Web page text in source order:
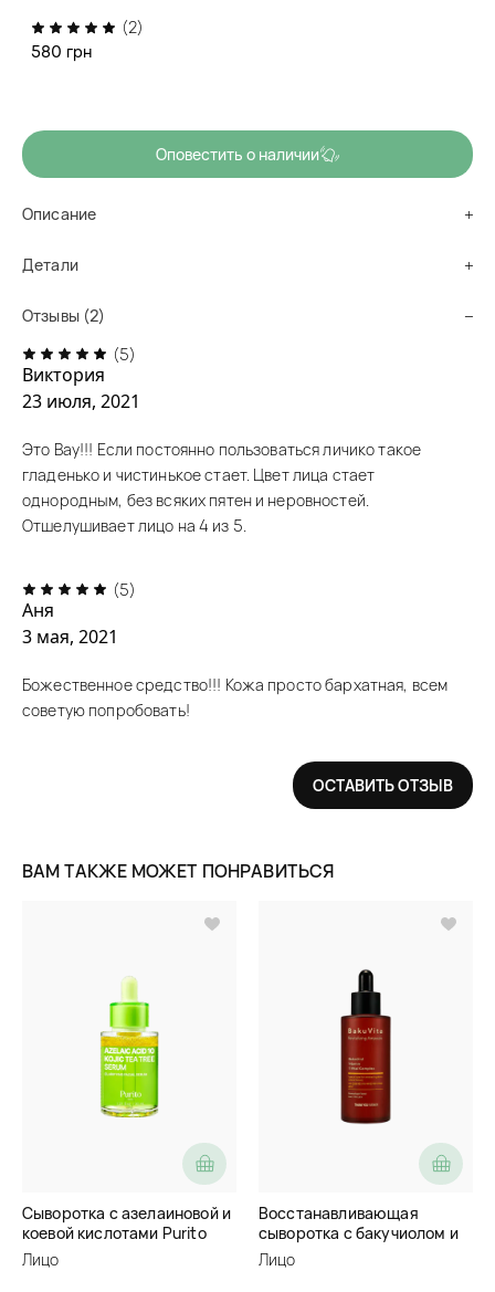
(2)
580 грн
коллагеном, гамамелисом и розовой водой Farm Stay
Collagen Water Full Moist Peeling Gel
Оповестить о наличии
Описание
Детали
Отзывы (2)
(5)
Виктория
23 июля, 2021
Это Вау!!! Если постоянно пользоваться личико такое
гладенько и чистинькое стает. Цвет лица стает
однородным, без всяких пятен и неровностей.
Отшелушивает лицо на 4 из 5.
(5)
Аня
3 мая, 2021
Божественное средство!!! Кожа просто бархатная, всем
советую попробовать!
ОСТАВИТЬ ОТЗЫВ
ВАМ ТАКЖЕ МОЖЕТ ПОНРАВИТЬСЯ
Сыворотка с азелаиновой и
коевой кислотами Purito
Seoul Azelaic Acid 10 Kojic
Tea Tree Serum
Лицо
Восстанавливающая
сыворотка с бакучиолом и
витаминами C и E Thank You
Farmer BakuVita Revitalizing
Лицо